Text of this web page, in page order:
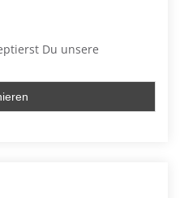
Du unsere